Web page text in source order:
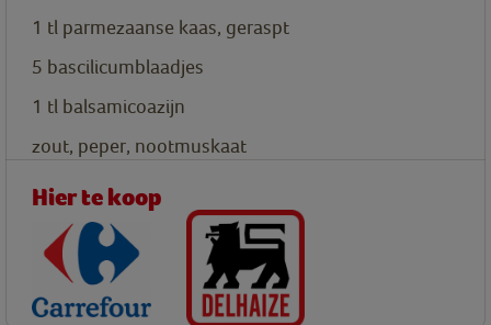
1 tl parmezaanse kaas, geraspt
5 bascilicumblaadjes
1 tl balsamicoazijn
zout, peper, nootmuskaat
Hier te koop